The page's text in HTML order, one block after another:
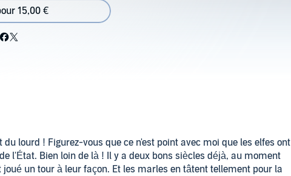
15,00 €
lourd ! Figurez-vous que ce n'est point avec moi que les elfes ont
l'État. Bien loin de là ! Il y a deux bons siècles déjà, au moment
un tour à leur façon. Et les marles en tâtent tellement pour la